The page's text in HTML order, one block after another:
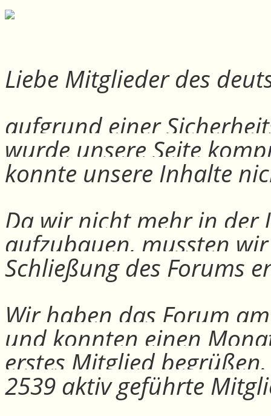
Liebe Mitglieder des
aufgrund einer
wurde unsere Seite
konnte unsere Inhalte
Da wir nicht mehr in der
aufzubauen, mussten
Schließung des Forums
Wir haben das Forum
und konnten einen
erstes Mitglied
2539 aktiv geführte